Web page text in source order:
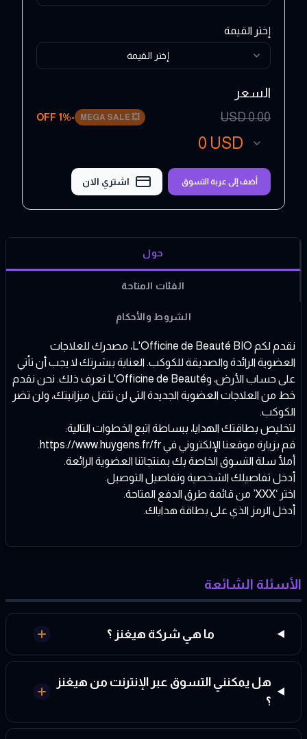
إختر القيمة
إختر القيمة
السعر
0.00
USD
💥
MEGA SALE
-
1 % OFF
0 USD
أضف إلى عربة التسوق اشتري الان
حول
الفئات المتاحة
الشروط والأحكام
نقدم لكم L'Officine de Beauté BIO، مصدرك للعلاجات
العضوية الرائدة والصديقة للكوكب. العناية ببشرتك لا يجب أن تأتي
على حساب الأرض، وL'Officine de Beauté تعرف ذلك. نحن نقدم
خط من العلاجات العضوية الجديدة التي لن تثقل ميزانيتك، ولن تضر
الكوكب.
لتخليص بطاقتك الهدايا، ببساطة اتبع الخطوات التالية:
قم بزيارة موقعنا الإلكتروني فيhttps://www.huygens.fr/fr
.
أملأ سلة التسوق الخاصة بك بمنتجاتنا العضوية الرائعة.
أدخل تفاصيلك الشخصية وتفاصيل التوصيل.
اختر ‘XXX’ من قائمة طرق الدفع المتاحة.
أدخل الرمز الذي على بطاقة هداياك.
الأسئلة الشائعة
ما هي شركة هيغنز ؟
هل يمكنني التسوق عبر الإنترنت من هيغنز
؟